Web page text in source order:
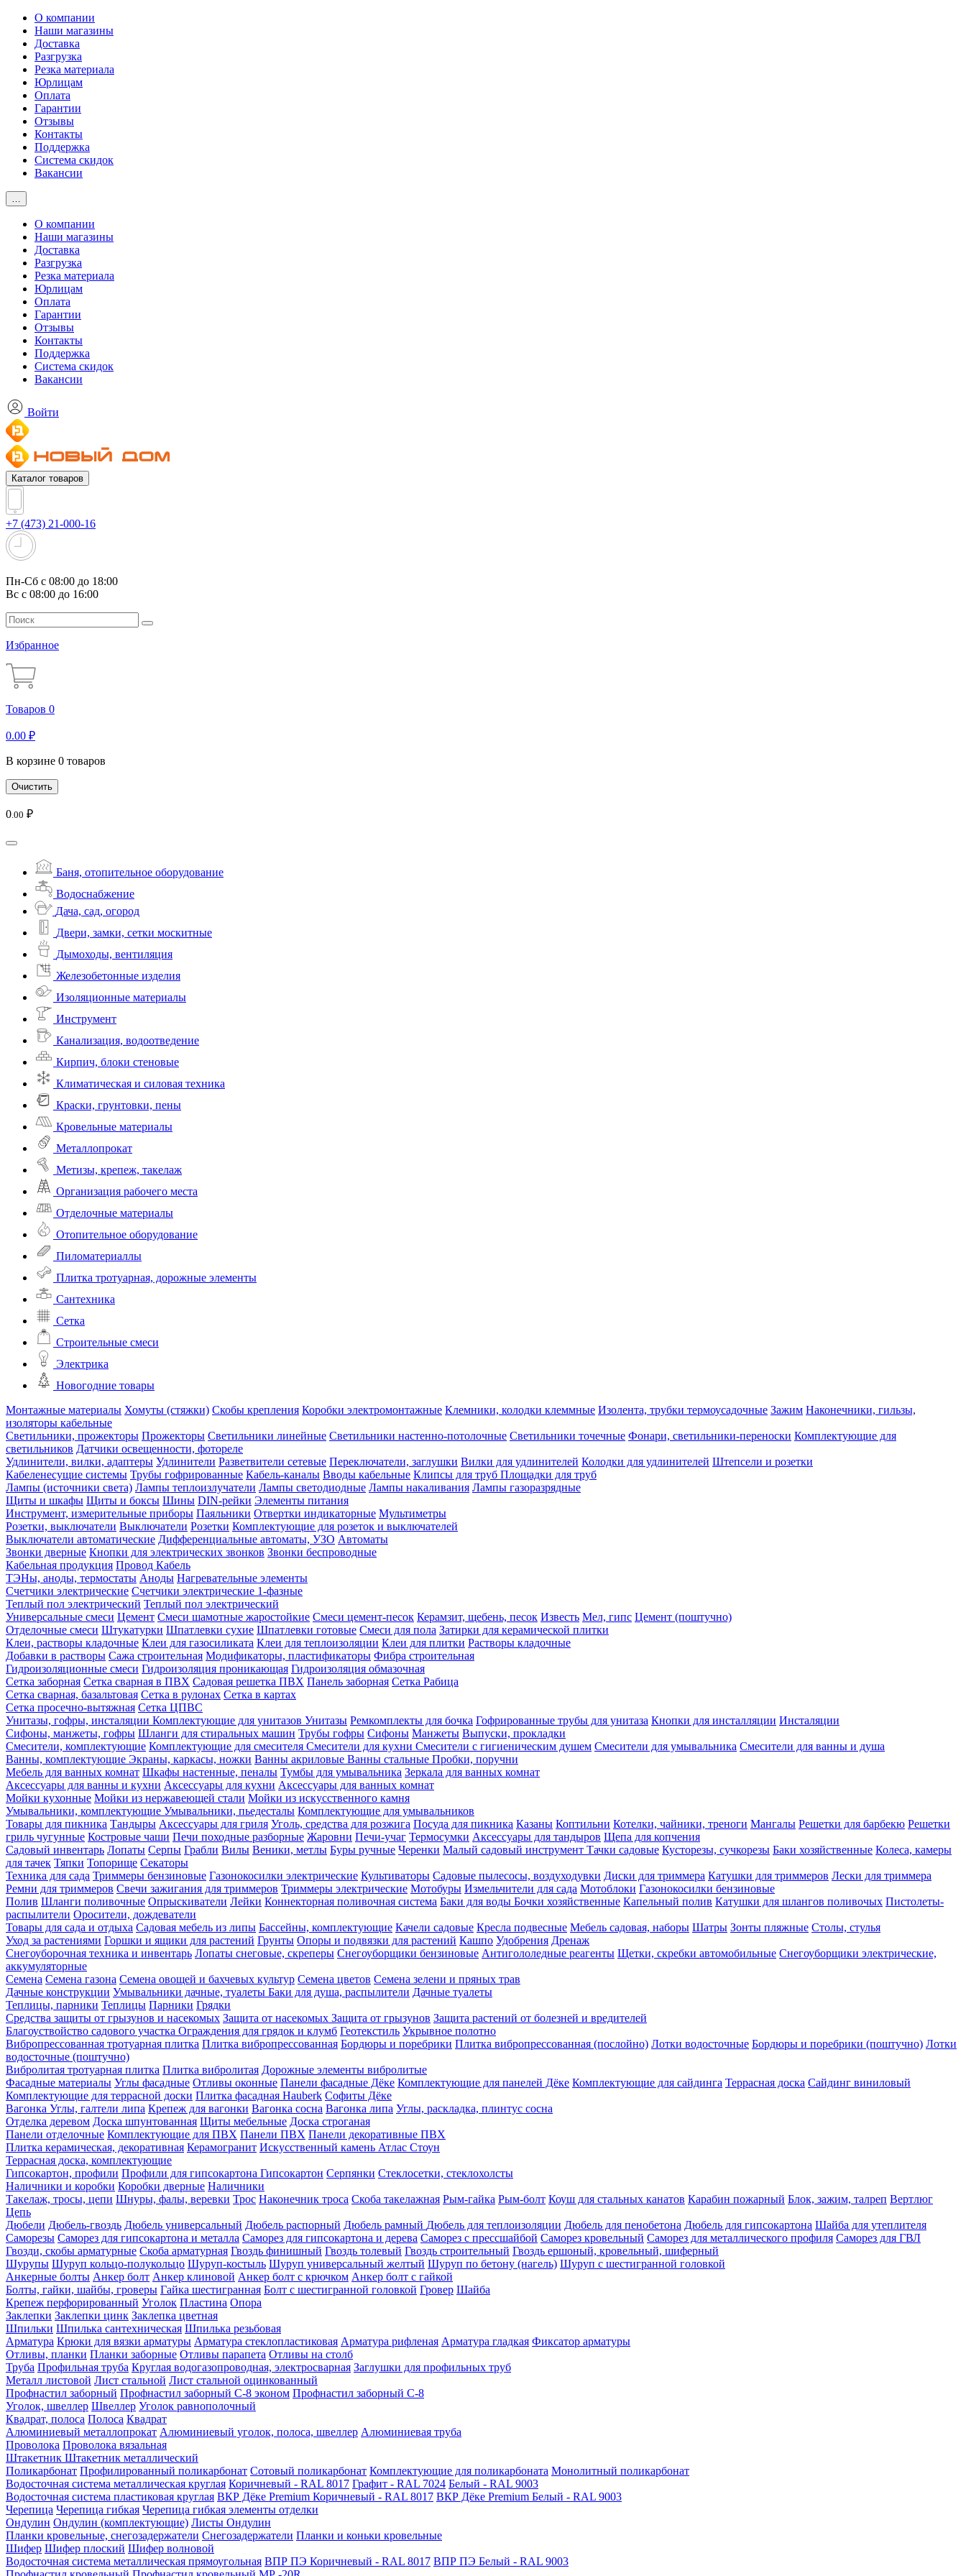
О компании
Наши магазины
Доставка
Разгрузка
Резка материала
Юрлицам
Оплата
Гарантии
Отзывы
Контакты
Поддержка
Система скидок
Вакансии
…
О компании
Наши магазины
Доставка
Разгрузка
Резка материала
Юрлицам
Оплата
Гарантии
Отзывы
Контакты
Поддержка
Система скидок
Вакансии
Войти
Каталог товаров
+7 (473) 21-000-16
Пн-Сб с 08:00 до 18:00
Вс с 08:00 до 16:00
Избранное
Товаров 0
0.00 ₽
В корзине 0 товаров
Очистить
0 .00 ₽
Баня, отопительное оборудование
Водоснабжение
Дача, сад, огород
Двери, замки, сетки москитные
Дымоходы, вентиляция
Железобетонные изделия
Изоляционные материалы
Инструмент
Канализация, водоотведение
Кирпич, блоки стеновые
Климатическая и силовая техника
Краски, грунтовки, пены
Кровельные материалы
Металлопрокат
Метизы, крепеж, такелаж
Организация рабочего места
Отделочные материалы
Отопительное оборудование
Пиломатериаллы
Плитка тротуарная, дорожные элементы
Сантехника
Сетка
Строительные смеси
Электрика
Новогодние товары
Монтажные материалы Хомуты (стяжки) Скобы крепления Коробки электромонтажные Клемники, колодки клеммные Изолента, трубки термоусадочные Зажим Наконечники, гильзы,
изоляторы кабельные
Светильники, прожекторы Прожекторы Светильники линейные Светильники настенно-потолочные Светильники точечные Фонари, светильники-переноски Комплектующие для
светильников Датчики освещенности, фотореле
Удлинители, вилки, адаптеры Удлинители Разветвители сетевые Переключатели, заглушки Вилки для удлинителей Колодки для удлинителей Штепсели и розетки
Кабеленесущие системы Трубы гофрированные Кабель-каналы Вводы кабельные Клипсы для труб Площадки для труб
Лампы (источники света) Лампы теплоизлучатели Лампы светодиодные Лампы накаливания Лампы газоразрядные
Щиты и шкафы Щиты и боксы Шины DIN-рейки Элементы питания
Инструмент, измерительные приборы Паяльники Отвертки индикаторные Мультиметры
Розетки, выключатели Выключатели Розетки Комплектующие для розеток и выключателей
Выключатели автоматические Дифференциальные автоматы, УЗО Автоматы
Звонки дверные Кнопки для электрических звонков Звонки беспроводные
Кабельная продукция Провод Кабель
ТЭНы, аноды, термостаты Аноды Нагревательные элементы
Счетчики электрические Счетчики электрические 1-фазные
Теплый пол электрический Теплый пол электрический
Универсальные смеси Цемент Смеси шамотные жаростойкие Смеси цемент-песок Керамзит, щебень, песок Известь Мел, гипс Цемент (поштучно)
Отделочные смеси Штукатурки Шпатлевки сухие Шпатлевки готовые Смеси для пола Затирки для керамической плитки
Клеи, растворы кладочные Клеи для газосиликата Клеи для теплоизоляции Клеи для плитки Растворы кладочные
Добавки в растворы Сажа строительная Модификаторы, пластификаторы Фибра строительная
Гидроизоляционные смеси Гидроизоляция проникающая Гидроизоляция обмазочная
Сетка заборная Сетка сварная в ПВХ Садовая решетка ПВХ Панель заборная Сетка Рабица
Сетка сварная, базальтовая Сетка в рулонах Сетка в картах
Сетка просечно-вытяжная Сетка ЦПВС
Унитазы, гофры, инсталяции Комплектующие для унитазов Унитазы Ремкомплекты для бочка Гофрированные трубы для унитаза Кнопки для инсталляции Инсталяции
Сифоны, манжеты, гофры Шланги для стиральных машин Трубы гофры Сифоны Манжеты Выпуски, прокладки
Смесители, комплектующие Комплектующие для смесителя Смесители для кухни Смесители с гигиеническим душем Смесители для умывальника Смесители для ванны и душа
Ванны, комплектующие Экраны, каркасы, ножки Ванны акриловые Ванны стальные Пробки, поручни
Мебель для ванных комнат Шкафы настенные, пеналы Тумбы для умывальника Зеркала для ванных комнат
Аксессуары для ванны и кухни Аксессуары для кухни Аксессуары для ванных комнат
Мойки кухонные Мойки из нержавеющей стали Мойки из искусственного камня
Умывальники, комплектующие Умывальники, пьедесталы Комплектующие для умывальников
Товары для пикника Тандыры Аксессуары для гриля Уголь, средства для розжига Посуда для пикника Казаны Коптильни Котелки, чайники, треноги Мангалы Решетки для барбекю Решетки
гриль чугунные Костровые чаши Печи походные разборные Жаровни Печи-учаг Термосумки Аксессуары для тандыров Щепа для копчения
Садовый инвентарь Лопаты Серпы Грабли Вилы Веники, метлы Буры ручные Черенки Малый садовый инструмент Тачки садовые Кусторезы, сучкорезы Баки хозяйственные Колеса, камеры
для тачек Тяпки Топорище Секаторы
Техника для сада Триммеры бензиновые Газонокосилки электрические Культиваторы Садовые пылесосы, воздуходувки Диски для триммера Катушки для триммеров Лески для триммера
Ремни для триммеров Свечи зажигания для триммеров Триммеры электрические Мотобуры Измельчители для сада Мотоблоки Газонокосилки бензиновые
Полив Шланги поливочные Опрыскиватели Лейки Коннекторная поливочная система Баки для воды Бочки хозяйственные Капельный полив Катушки для шлангов поливочых Пистолеты-
распылители Оросители, дождеватели
Товары для сада и отдыха Садовая мебель из липы Бассейны, комплектующие Качели садовые Кресла подвесные Мебель садовая, наборы Шатры Зонты пляжные Столы, стулья
Уход за растениями Горшки и ящики для растений Грунты Опоры и подвязки для растений Кашпо Удобрения Дренаж
Снегоуборочная техника и инвентарь Лопаты снеговые, скреперы Снегоуборщики бензиновые Антигололедные реагенты Щетки, скребки автомобильные Снегоуборщики электрические,
аккумуляторные
Семена Семена газона Семена овощей и бахчевых культур Семена цветов Семена зелени и пряных трав
Дачные конструкции Умывальники дачные, туалеты Баки для душа, распылители Дачные туалеты
Теплицы, парники Теплицы Парники Грядки
Средства защиты от грызунов и насекомых Защита от насекомых Защита от грызунов Защита растений от болезней и вредителей
Благоуствойство садового участка Ограждения для грядок и клумб Геотекстиль Укрывное полотно
Вибропрессованная тротуарная плитка Плитка вибропрессованная Бордюры и поребрики Плитка вибропрессованная (послойно) Лотки водосточные Бордюры и поребрики (поштучно) Лотки
водосточные (поштучно)
Вибролитая тротуарная плитка Плитка вибролитая Дорожные элементы вибролитые
Фасадные материалы Углы фасадные Отливы оконные Панели фасадные Дёке Комплектующие для панелей Дёке Комплектующие для сайдинга Террасная доска Сайдинг виниловый
Комплектующие для террасной доски Плитка фасадная Hauberk Софиты Дёке
Вагонка Углы, галтели липа Крепеж для вагонки Вагонка сосна Вагонка липа Углы, раскладка, плинтус сосна
Отделка деревом Доска шпунтованная Щиты мебельные Доска строганая
Панели отделочные Комплектующие для ПВХ Панели ПВХ Панели декоративные ПВХ
Плитка керамическая, декоративная Керамогранит Искусственный камень Атлас Стоун
Террасная доска, комплектующие
Гипсокартон, профили Профили для гипсокартона Гипсокартон Серпянки Стеклосетки, стеклохолсты
Наличники и коробки Коробки дверные Наличники
Такелаж, тросы, цепи Шнуры, фалы, веревки Трос Наконечник троса Скоба такелажная Рым-гайка Рым-болт Коуш для стальных канатов Карабин пожарный Блок, зажим, талреп Вертлюг
Цепь
Дюбели Дюбель-гвоздь Дюбель универсальный Дюбель распорный Дюбель рамный Дюбель для теплоизоляции Дюбель для пенобетона Дюбель для гипсокартона Шайба для утеплителя
Саморезы Саморез для гипсокартона и металла Саморез для гипсокартона и дерева Саморез с прессшайбой Саморез кровельный Саморез для металлического профиля Саморез для ГВЛ
Гвозди, скобы арматурные Скоба арматурная Гвоздь финишный Гвоздь толевый Гвоздь строительный Гвоздь ершоный, кровельный, шиферный
Шурупы Шуруп кольцо-полукольцо Шуруп-костыль Шуруп универсальный желтый Шуруп по бетону (нагель) Шуруп с шестигранной головкой
Анкерные болты Анкер болт Анкер клиновой Анкер болт с крючком Анкер болт с гайкой
Болты, гайки, шайбы, гроверы Гайка шестигранная Болт c шестигранной головкой Гровер Шайба
Крепеж перфорированный Уголок Пластина Опора
Заклепки Заклепки цинк Заклепка цветная
Шпильки Шпилька сантехническая Шпилька резьбовая
Арматура Крюки для вязки арматуры Арматура стеклопластиковая Арматура рифленая Арматура гладкая Фиксатор арматуры
Отливы, планки Планки заборные Отливы парапета Отливы на столб
Труба Профильная труба Круглая водогазопроводная, электросварная Заглушки для профильных труб
Металл листовой Лист стальной Лист стальной оцинкованный
Профнастил заборный Профнастил заборный С-8 эконом Профнастил заборный С-8
Уголок, швеллер Швеллер Уголок равнополочный
Квадрат, полоса Полоса Квадрат
Алюминиевый металлопрокат Алюминиевый уголок, полоса, швеллер Алюминиевая труба
Проволока Проволока вязальная
Штакетник Штакетник металлический
Поликарбонат Профилированный поликарбонат Сотовый поликарбонат Комплектующие для поликарбоната Монолитный поликарбонат
Водосточная система металлическая круглая Коричневый - RAL 8017 Графит - RAL 7024 Белый - RAL 9003
Водосточная система пластиковая круглая ВКР Дёке Premium Коричневый - RAL 8017 ВКР Дёке Premium Белый - RAL 9003
Черепица Черепица гибкая Черепица гибкая элементы отделки
Ондулин Ондулин (комплектующие) Листы Ондулин
Планки кровельные, снегозадержатели Снегозадержатели Планки и коньки кровельные
Шифер Шифер плоский Шифер волновой
Водосточная система металлическая прямоугольная ВПР ПЭ Коричневый - RAL 8017 ВПР ПЭ Белый - RAL 9003